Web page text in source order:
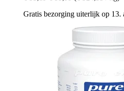
Gratis bezorging uiterlijk op 13.